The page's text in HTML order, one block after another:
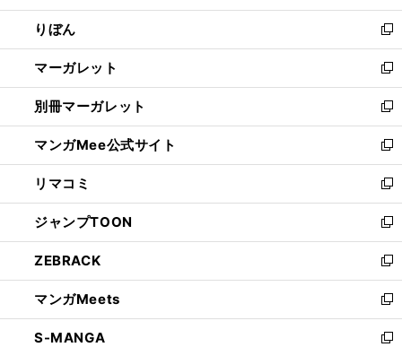
開
く
ウ
で
開
く
ン
ド
ウ
で
開
く
ウ
ィ
ン
ド
ウ
で
開
く
りぼん
新
し
い
ウ
ィ
ン
ド
ウ
で
開
く
マーガレット
新
し
い
ウ
ィ
ン
ド
ウ
で
開
く
別冊マーガレット
新
し
い
ウ
ィ
ン
ド
ウ
で
開
く
マンガMee公式サイト
新
し
い
ウ
ィ
ン
ド
ウ
で
開
く
リマコミ
新
し
い
ウ
ィ
ン
ド
ウ
で
ジャンプTOON
新
し
い
ウ
ィ
ン
ド
ZEBRACK
新
し
い
ウ
ィ
マンガMeets
新
し
い
S-MANGA 新